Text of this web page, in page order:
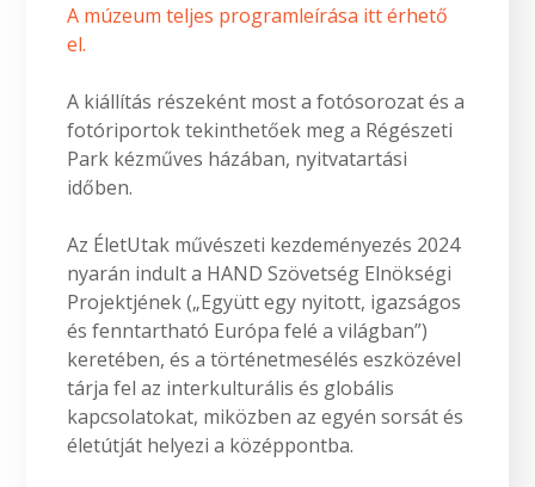
A múzeum teljes programleírása itt érhető
el.
A kiállítás részeként most a fotósorozat és a
fotóriportok tekinthetőek meg a Régészeti
Park kézműves házában, nyitvatartási
időben.
Az ÉletUtak művészeti kezdeményezés 2024
nyarán indult a HAND Szövetség Elnökségi
Projektjének („Együtt egy nyitott, igazságos
és fenntartható Európa felé a világban”)
keretében, és a történetmesélés eszközével
tárja fel az interkulturális és globális
kapcsolatokat, miközben az egyén sorsát és
életútját helyezi a középpontba.